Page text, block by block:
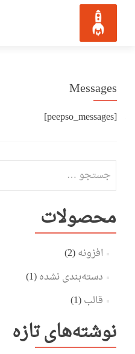
Messages
[peepso_messages]
جستجو
برای:
محصولات
افزونه(2)
دسته‌بندی نشده(1)
قالب(1)
نوشته‌های تازه